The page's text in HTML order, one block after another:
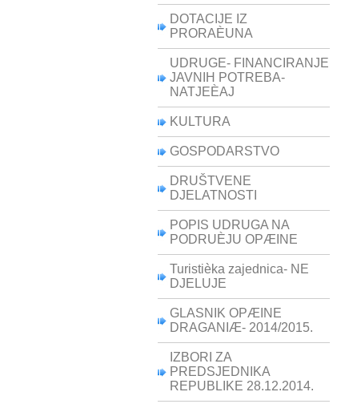
DOTACIJE IZ
PRORAÈUNA
UDRUGE- FINANCIRANJE
JAVNIH POTREBA-
NATJEÈAJ
KULTURA
GOSPODARSTVO
DRUŠTVENE
DJELATNOSTI
POPIS UDRUGA NA
PODRUÈJU OPÆINE
Turistièka zajednica- NE
DJELUJE
GLASNIK OPÆINE
DRAGANIÆ- 2014/2015.
IZBORI ZA
PREDSJEDNIKA
REPUBLIKE 28.12.2014.